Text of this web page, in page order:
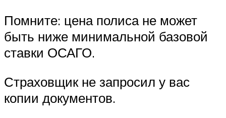
Помните: цена полиса не может
быть ниже минимальной базовой
ставки ОСАГО.
Страховщик не запросил у вас
копии документов.